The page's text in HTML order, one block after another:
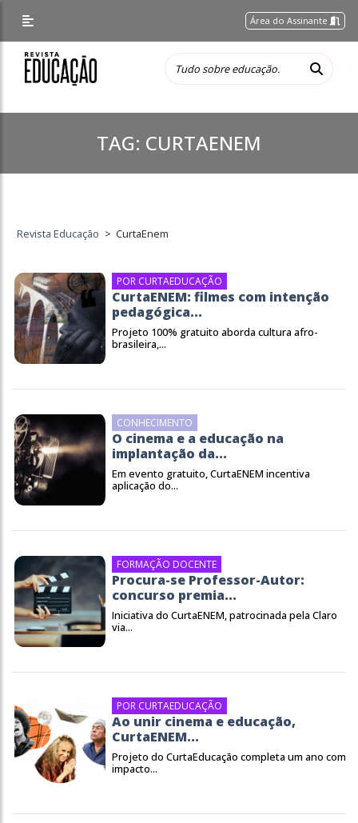
Área do Assinante
TAG: CURTAENEM
Revista Educação > CurtaEnem
POR CURTAEDUCAÇÃO
CurtaENEM: filmes com intenção
pedagógica...
Projeto 100% gratuito aborda cultura afro-
brasileira,...
CONHECIMENTO
O cinema e a educação na
implantação da...
Em evento gratuito, CurtaENEM incentiva
aplicação do...
FORMAÇÃO DOCENTE
Procura-se Professor-Autor:
concurso premia...
Iniciativa do CurtaENEM, patrocinada pela Claro
via...
POR CURTAEDUCAÇÃO
Ao unir cinema e educação,
CurtaENEM...
Projeto do CurtaEducação completa um ano com
impacto...